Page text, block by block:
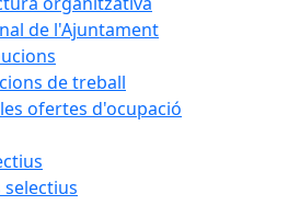
de l'Ajuntament
de treball
ofertes d'ocupació
selectius